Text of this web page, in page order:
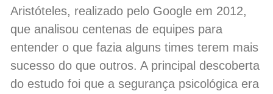
Aristóteles, realizado pelo Google em 2012,
que analisou centenas de equipes para
entender o que fazia alguns times terem mais
sucesso do que outros. A principal descoberta
do estudo foi que a segurança psicológica era